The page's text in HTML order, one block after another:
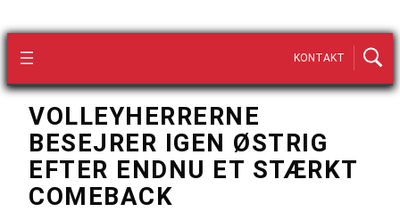
KONTAKT
VOLLEYHERRERNE
BESEJRER IGEN ØSTRIG
EFTER ENDNU ET STÆRKT
COMEBACK